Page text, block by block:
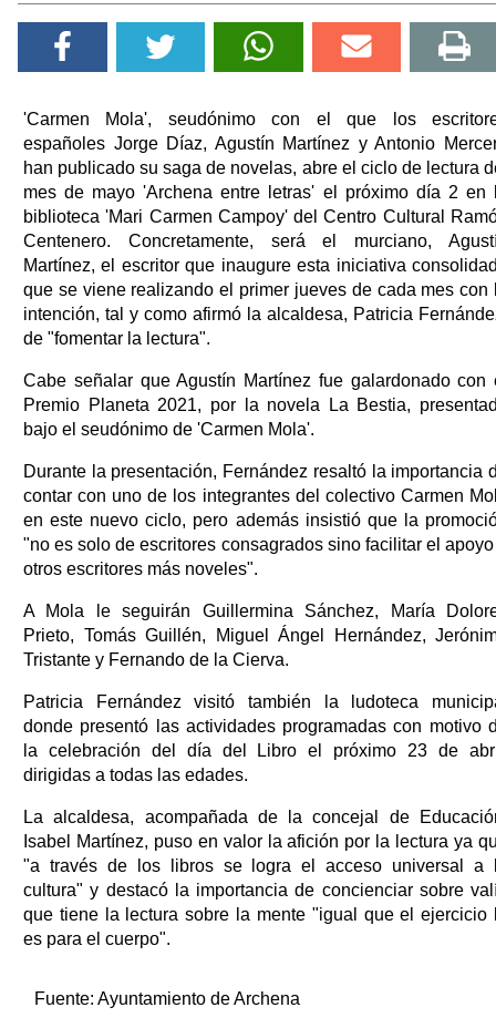
'Carmen Mola', seudónimo con el que los
españoles Jorge Díaz, Agustín Martínez y Antonio
han publicado su saga de novelas, abre el ciclo de lectura
mes de mayo 'Archena entre letras' el próximo día 2 en
biblioteca 'Mari Carmen Campoy' del Centro Cultural
Centenero. Concretamente, será el murciano,
Martínez, el escritor que inaugure esta iniciativa
que se viene realizando el primer jueves de cada mes con
intención, tal y como afirmó la alcaldesa, Patricia
de "fomentar la lectura".
Cabe señalar que Agustín Martínez fue galardonado con
Premio Planeta 2021, por la novela La Bestia,
bajo el seudónimo de 'Carmen Mola'.
Durante la presentación, Fernández resaltó la importancia
contar con uno de los integrantes del colectivo Carmen
en este nuevo ciclo, pero además insistió que la
"no es solo de escritores consagrados sino facilitar el
otros escritores más noveles".
A Mola le seguirán Guillermina Sánchez, María
Prieto, Tomás Guillén, Miguel Ángel Hernández,
Tristante y Fernando de la Cierva.
Patricia Fernández visitó también la ludoteca
donde presentó las actividades programadas con motivo
la celebración del día del Libro el próximo 23 de
dirigidas a todas las edades.
La alcaldesa, acompañada de la concejal de
Isabel Martínez, puso en valor la afición por la lectura ya
"a través de los libros se logra el acceso universal a
cultura" y destacó la importancia de concienciar sobre
que tiene la lectura sobre la mente "igual que el ejercicio
es para el cuerpo".
Fuente: Ayuntamiento de Archena